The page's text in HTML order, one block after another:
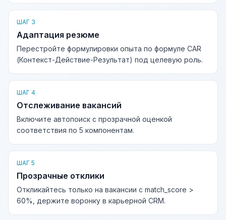
ШАГ 3
Адаптация резюме
Перестройте формулировки опыта по формуле CAR
(Контекст-Действие-Результат) под целевую роль.
ШАГ 4
Отслеживание вакансий
Включите автопоиск с прозрачной оценкой
соответствия по 5 компонентам.
ШАГ 5
Прозрачные отклики
Откликайтесь только на вакансии с match_score >
60%, держите воронку в карьерной CRM.